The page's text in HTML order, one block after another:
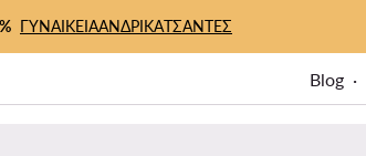
ΓΥΝΑΙΚΕΙΑΑΝΔΡΙΚΑΤΣΑΝΤΕΣ
Blog